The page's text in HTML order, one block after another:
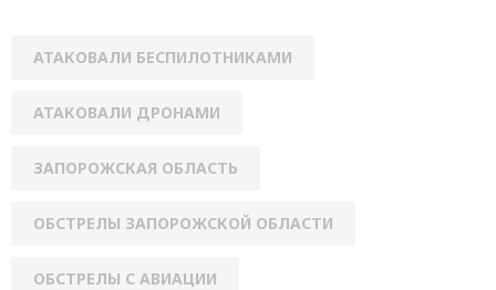
АТАКОВАЛИ БЕСПИЛОТНИКАМИ
АТАКОВАЛИ ДРОНАМИ
ЗАПОРОЖСКАЯ ОБЛАСТЬ
ОБСТРЕЛЫ ЗАПОРОЖСКОЙ ОБЛАСТИ
ОБСТРЕЛЫ С АВИАЦИИ